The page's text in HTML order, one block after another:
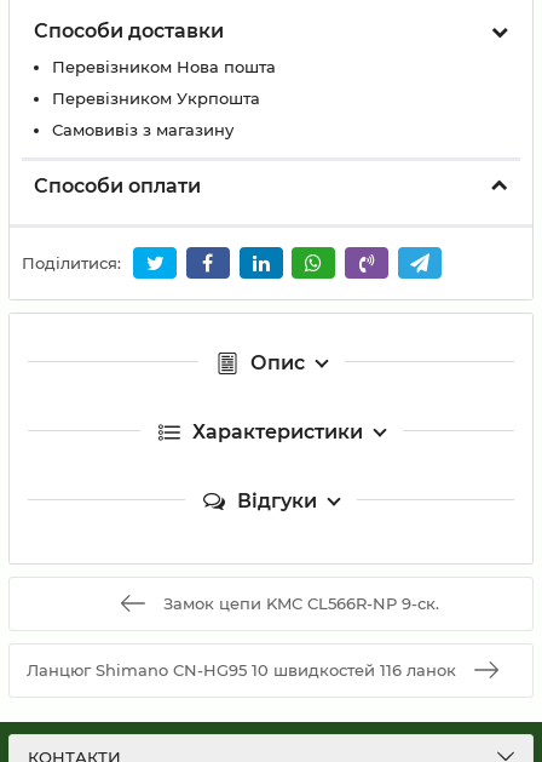
Способи доставки
Перевізником Нова пошта
Перевізником Укрпошта
Самовивіз з магазину
Способи оплати
Поділитися:
Опис
Характеристики
Відгуки
Замок цепи KMC CL566R-NP 9-ск.
Ланцюг Shimano CN-HG95 10 швидкостей 116 ланок
КОНТАКТИ